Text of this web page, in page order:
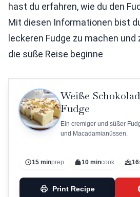
hast du erfahren, wie du den
Mit diesen Informationen bist
leckeren Fudge zu machen und
die süße Reise beginne
Weiße
Fudge
Ein cremiger und süßer
und Macadamianüssen.
15 minprep 10 mincook 16
Print Recipe